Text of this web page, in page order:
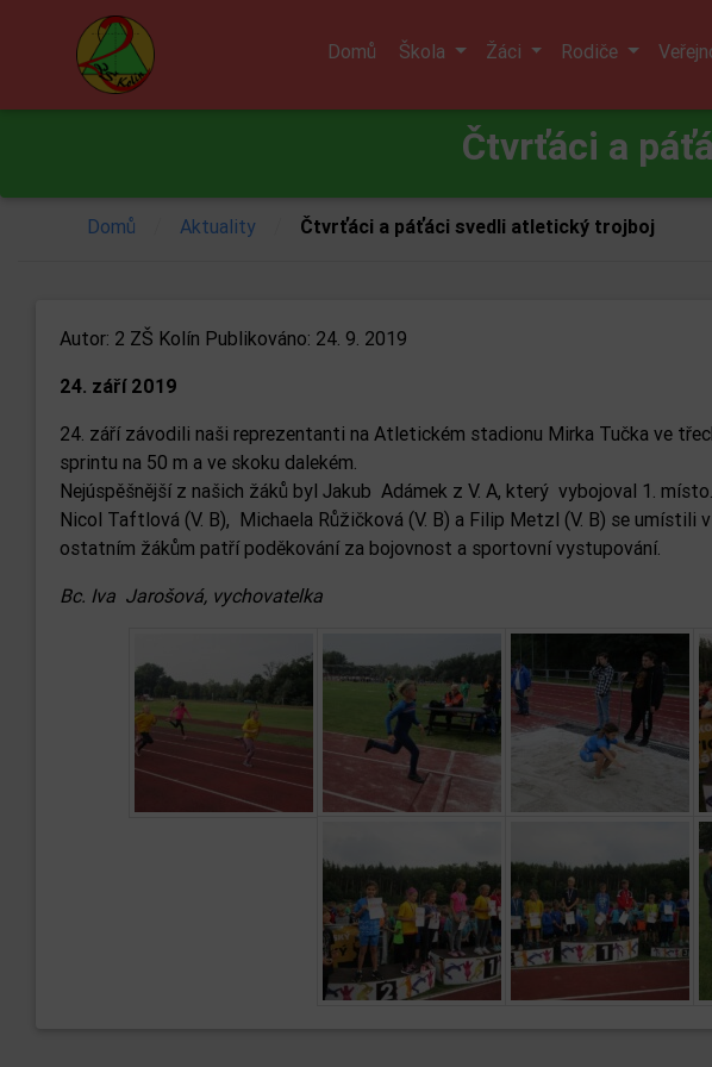
Domů Škola Žáci Rodiče
Čtvrťáci a
Domů Aktuality Čtvrťáci a páťáci svedli atletický trojboj
Autor: 2 ZŠ Kolín Publikováno: 24. 9. 2019
24. září 2019
24. září závodili naši reprezentanti na Atletickém stadionu Mirka Tučka ve
sprintu na 50 m a ve skoku dalekém.
Nejúspěšnější z našich žáků byl Jakub Adámek z V. A, který vybojoval 1.
Nicol Taftlová (V. B), Michaela Růžičková (V. B) a Filip Metzl (V. B) se umístili
ostatním žákům patří poděkování za bojovnost a sportovní vystupování.
Bc. Iva Jarošová, vychovatelka